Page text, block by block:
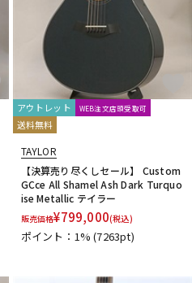
アウトレット WEB注文店頭受取可
送料無料
TAYLOR
【決算売り尽くしセール】 Custom
GCce All Shamel Ash Dark Turquo
ise Metallic テイラー
販売価格¥799,000(税込)
ポイント：1%(7263pt)